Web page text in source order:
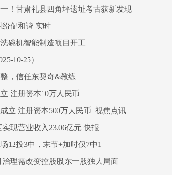
！甘肃礼县四角坪遗址考古获新发现
促和谐 实时
碗机智能制造项目开工
10-25）
，信任东契奇&教练
注册资本10万人民币
立 注册资本500万人民币_视焦点讯
现营业收入23.06亿元 快报
12投3中，末节+加时仅7中1
理需改变控股股东一股独大局面